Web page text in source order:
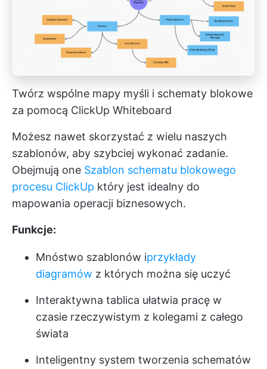
Twórz wspólne mapy myśli i schematy blokowe
za pomocą ClickUp Whiteboard
Możesz nawet skorzystać z wielu naszych
szablonów, aby szybciej wykonać zadanie.
Obejmują one Szablon schematu blokowego
procesu ClickUp który jest idealny do
mapowania operacji biznesowych.
Funkcje:
Mnóstwo szablonów iprzykłady
diagramów z których można się uczyć
Interaktywna tablica ułatwia pracę w
czasie rzeczywistym z kolegami z całego
świata
Inteligentny system tworzenia schematów